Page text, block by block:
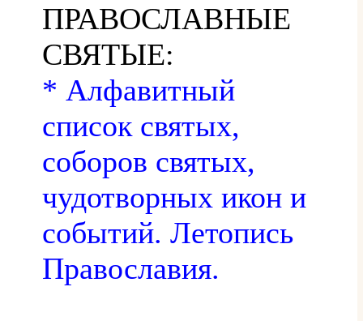
ПРАВОСЛАВНЫЕ
СВЯТЫЕ:
* Алфавитный
список святых,
соборов святых,
чудотворных икон и
событий. Летопись
Православия.